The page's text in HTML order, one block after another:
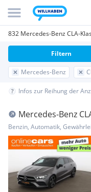
832 Mercedes-Benz CLA-
Mercedes-Benz
Filtern
Infos zur Reihung der
Mercedes-Benz
Brake AMG-Line Aut
Benzin, Automatik,